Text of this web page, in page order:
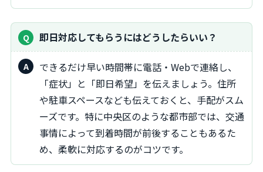
即日対応してもらうにはどうしたらいい？
できるだけ早い時間帯に電話・Webで連絡し、
「症状」と「即日希望」を伝えましょう。住所
や駐車スペースなども伝えておくと、手配がスム
ーズです。特に中央区のような都市部では、交通
事情によって到着時間が前後することもあるた
め、柔軟に対応するのがコツです。